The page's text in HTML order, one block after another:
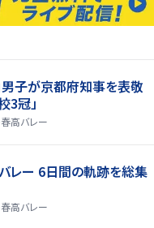
子が京都府知事を表敬
冠」
高バレー
バレー 6日間の軌跡を総集
高バレー